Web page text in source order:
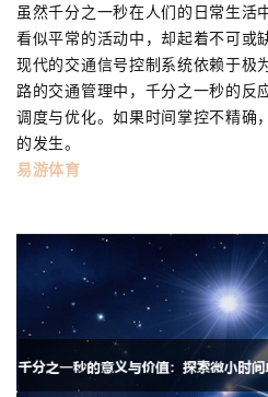
虽然千分之一秒在人们的日常生活
看似平常的活动中，却起着不可或
现代的交通信号控制系统依赖于极
路的交通管理中，千分之一秒的反
调度与优化。如果时间掌控不精确
的发生。
易游体育